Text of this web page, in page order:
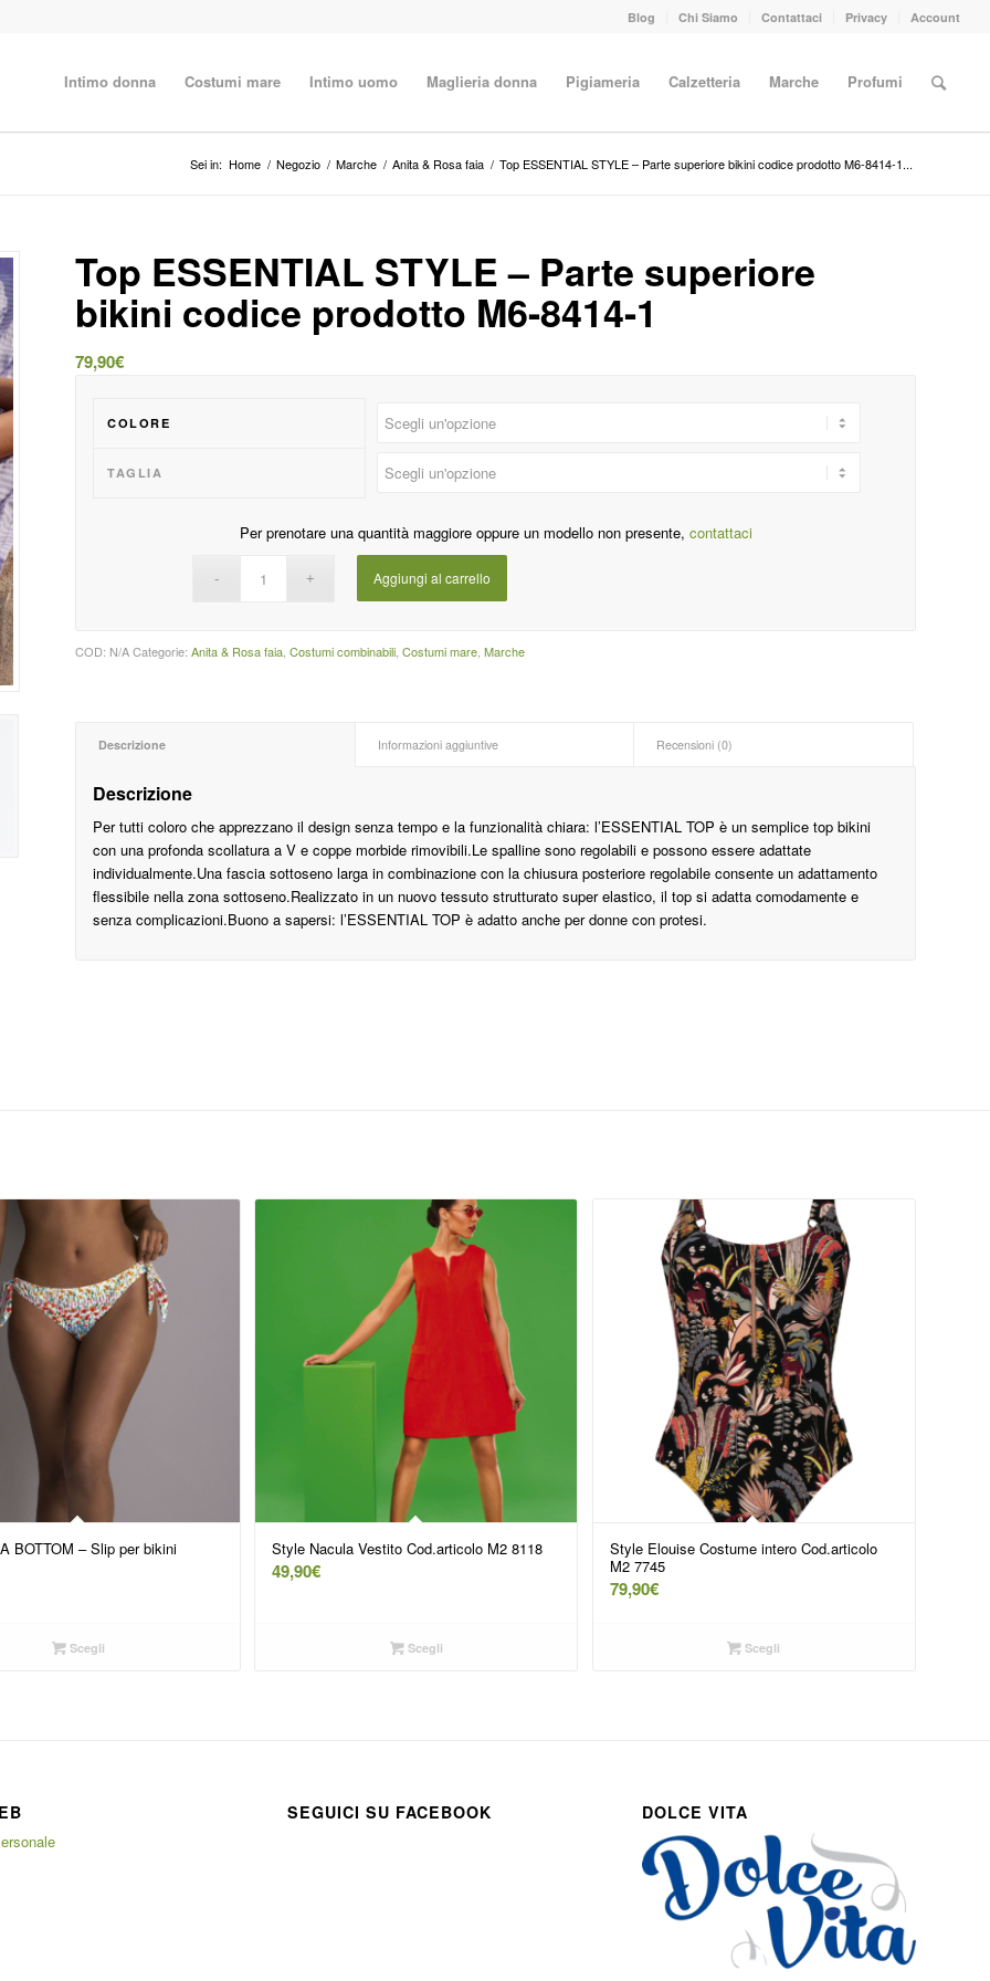
Blog Chi Siamo Contattaci Privacy Account
Intimo donna Costumi mare Intimo uomo Maglieria donna Pigiameria Calzetteria Marche Profumi
Sei in: Home / Negozio / Marche / Anita & Rosa faia / Top ESSENTIAL STYLE – Parte superiore bikini codice prodotto M6-8414-1...
Top ESSENTIAL STYLE – Parte superiore
bikini codice prodotto M6-8414-1
79,90€
COLORE
TAGLIA
Per prenotare una quantità maggiore oppure un modello non presente, contattaci
Aggiungi al carrello
COD: N/A Categorie:Anita & Rosa faia ,Costumi combinabili ,Costumi mare ,Marche
Descrizione Informazioni aggiuntive Recensioni (0)
Descrizione
Per tutti coloro che apprezzano il design senza tempo e la funzionalità chiara: l’ESSENTIAL TOP è un semplice top bikini
con una profonda scollatura a V e coppe morbide rimovibili.Le spalline sono regolabili e possono essere adattate
individualmente.Una fascia sottoseno larga in combinazione con la chiusura posteriore regolabile consente un adattamento
flessibile nella zona sottoseno.Realizzato in un nuovo tessuto strutturato super elastico, il top si adatta comodamente e
senza complicazioni.Buono a sapersi: l’ESSENTIAL TOP è adatto anche per donne con protesi.
BOTTOM – Slip per bikini
Scegli
Style Nacula Vestito Cod.articolo M2 8118
49,90€
Scegli
Style Elouise Costume intero Cod.articolo
M2 7745
79,90€
Scegli
SEGUICI SU FACEBOOK DOLCE VITA